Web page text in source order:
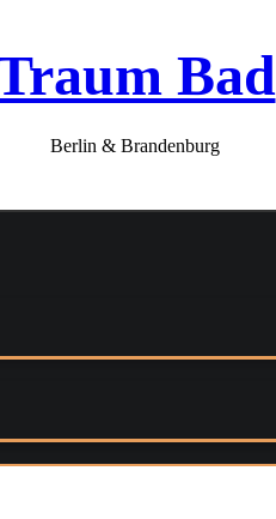
Bad
Berlin & Brandenburg